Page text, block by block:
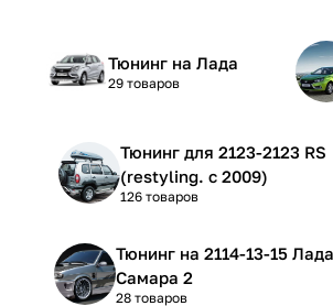
Тюнинг на Лада
29 товаров
Тюнинг для 2123-2123 RS
(restyling. с 2009)
126 товаров
Тюнинг на 2114-13-15 Лада
Самара 2
28 товаров